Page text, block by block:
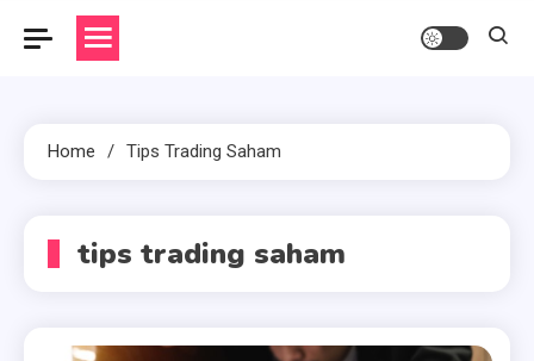
Home Tips Trading Saham
tips trading saham